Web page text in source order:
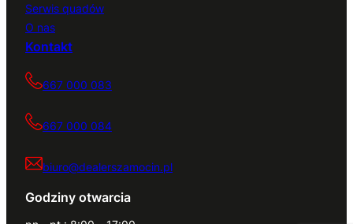
Serwis quadów
O nas
Kontakt
667 000 083
667 000 084
biuro@dealerszamocin.pl
Godziny otwarcia